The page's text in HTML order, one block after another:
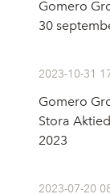
Gomero
30
2023-10-31
Gomero
Stora
2023
2023-07-20